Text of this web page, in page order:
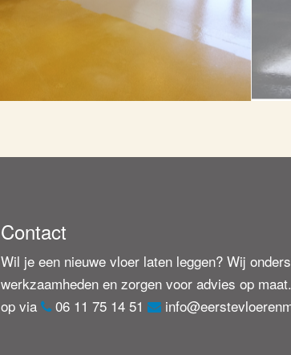
Contact
Wil je een nieuwe vloer laten leggen? Wij
werkzaamheden en zorgen voor advies op
op via
06 11 75 14 51